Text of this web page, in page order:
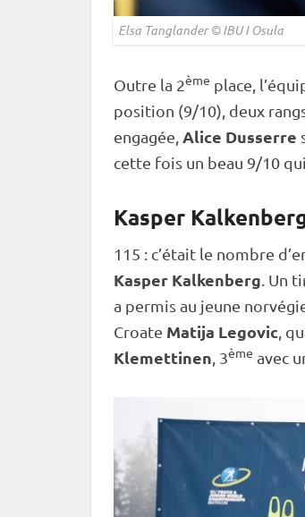
Elsa Tanglander ©IBUI Osula
Outre la 2ème place,
position (9/10), deux
engagée, Alice Dusserre
cette fois un beau 9/10
Kasper
115 : c’était le nombre
Kasper Kalkenberg . Un
a permis au jeune
Croate Matija Legovic ,
Klemettinen , 3ème avec